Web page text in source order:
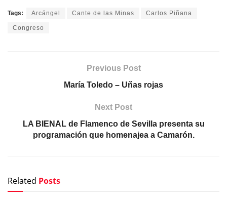
Tags: Arcángel Cante de las Minas Carlos Piñana
Congreso
Previous Post
María Toledo – Uñas rojas
Next Post
LA BIENAL de Flamenco de Sevilla presenta su
programación que homenajea a Camarón.
Related Posts